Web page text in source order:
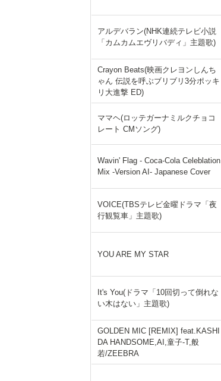
アルデバラン(NHK連続テレビ小説
「カムカムエヴリバディ」主題歌)
Crayon Beats(映画クレヨンしんち
ゃん 伝説を呼ぶブリブリ3分ポッキ
リ大進撃 ED)
ママヘ(ロッテガーナミルクチョコ
レート CMソング)
Wavin' Flag - Coca-Cola Celeblation
Mix -Version AI- Japanese Cover
VOICE(TBSテレビ金曜ドラマ「夜
行観覧車」主題歌)
YOU ARE MY STAR
It's You(ドラマ「10回切って倒れな
い木はない」主題歌)
GOLDEN MIC [REMIX] feat.KASHI
DA HANDSOME,AI,童子-T,般
若/ZEEBRA